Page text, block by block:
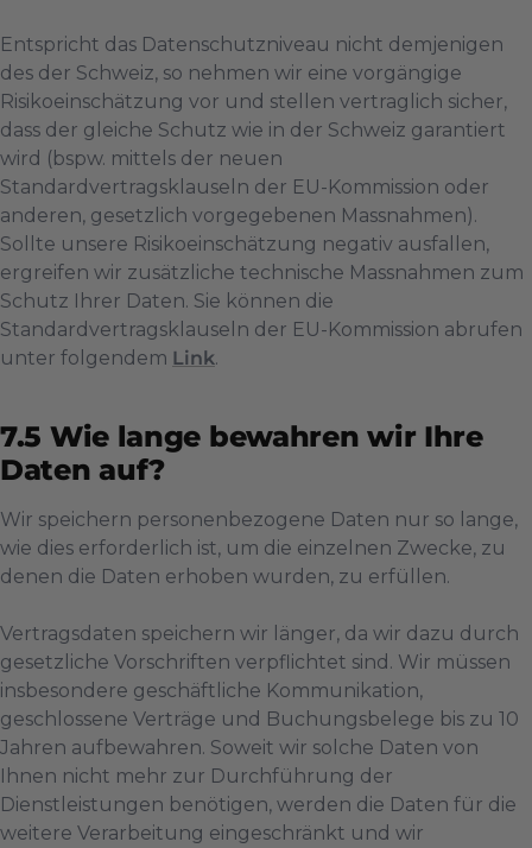
Entspricht das Datenschutzniveau nicht demjenigen
des der Schweiz, so nehmen wir eine vorgängige
Risikoeinschätzung vor und stellen vertraglich sicher,
dass der gleiche Schutz wie in der Schweiz garantiert
wird (bspw. mittels der neuen
Standardvertragsklauseln der EU-Kommission oder
anderen, gesetzlich vorgegebenen Massnahmen).
Sollte unsere Risikoeinschätzung negativ ausfallen,
ergreifen wir zusätzliche technische Massnahmen zum
Schutz Ihrer Daten. Sie können die
Standardvertragsklauseln der EU-Kommission abrufen
unter folgendem Link.
Wie lange bewahren wir Ihre
Daten auf?
Wir speichern personenbezogene Daten nur so lange,
wie dies erforderlich ist, um die einzelnen Zwecke, zu
denen die Daten erhoben wurden, zu erfüllen.
Vertragsdaten speichern wir länger, da wir dazu durch
gesetzliche Vorschriften verpflichtet sind. Wir müssen
insbesondere geschäftliche Kommunikation,
geschlossene Verträge und Buchungsbelege bis zu 10
Jahren aufbewahren. Soweit wir solche Daten von
Ihnen nicht mehr zur Durchführung der
Dienstleistungen benötigen, werden die Daten für die
weitere Verarbeitung eingeschränkt und wir